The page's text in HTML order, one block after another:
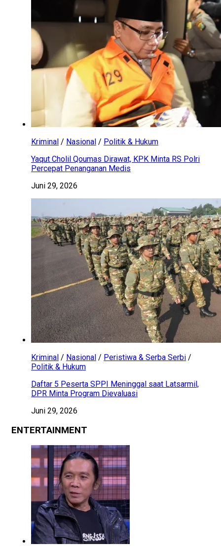
Kriminal / Nasional / Politik & Hukum
Yaqut Cholil Qoumas Dirawat, KPK Minta RS Polri
Percepat Penanganan Medis
Juni 29, 2026
Kriminal / Nasional / Peristiwa & Serba Serbi /
Politik & Hukum
Daftar 5 Peserta SPPI Meninggal saat Latsarmil,
DPR Minta Program Dievaluasi
Juni 29, 2026
ENTERTAINMENT